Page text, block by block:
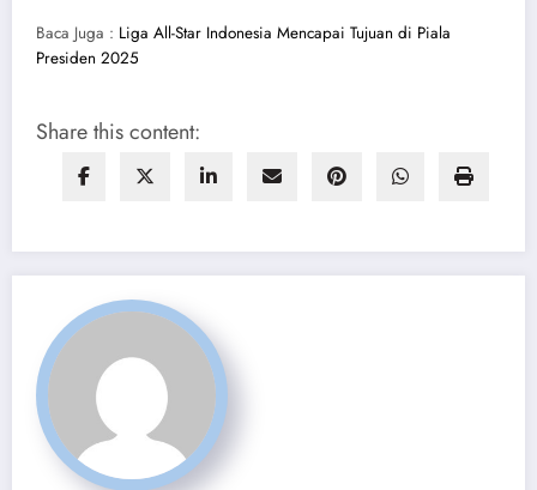
Baca Juga : Liga All-Star Indonesia Mencapai Tujuan di Piala
Presiden 2025
Share this content: